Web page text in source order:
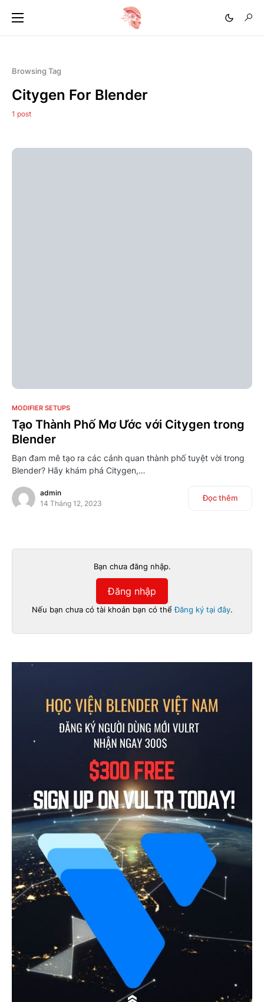
Browsing Tag
Citygen For Blender
1 post
MODIFIER SETUPS
Tạo Thành Phố Mơ Ước với Citygen trong
Blender
Bạn đam mê tạo ra các cảnh quan thành phố tuyệt vời trong
Blender? Hãy khám phá Citygen,…
admin
14 Tháng 12, 2023
Đọc thêm
Bạn chưa đăng nhập.
Đăng nhập
Nếu bạn chưa có tài khoản bạn có thểĐăng ký tại đây.